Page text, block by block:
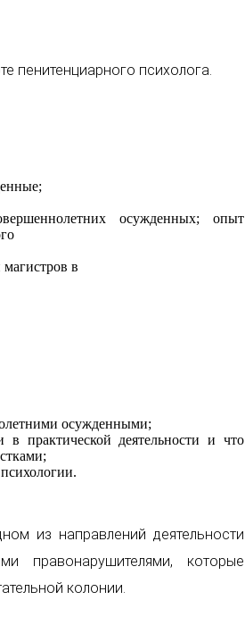
пенитенциарного психолога.
осужденных; опыт
в
осужденными;
в практической деятельности и что
из направлений деятельности
правонарушителями, которые
колонии.